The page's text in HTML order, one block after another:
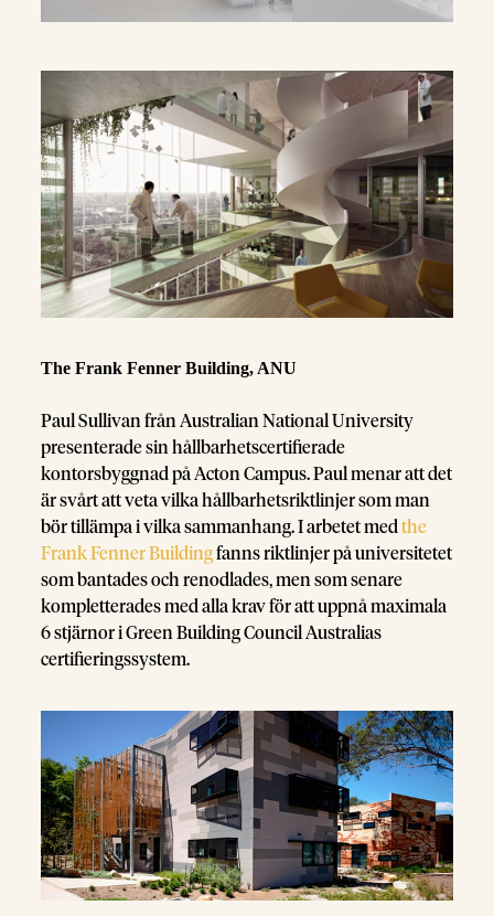
The Frank Fenner Building, ANU
Paul Sullivan från Australian National University
presenterade sin hållbarhetscertifierade
kontorsbyggnad på Acton Campus. Paul menar att det
är svårt att veta vilka hållbarhetsriktlinjer som man
bör tillämpa i vilka sammanhang. I arbetet medthe
Frank Fenner Buildingfanns riktlinjer på universitetet
som bantades och renodlades, men som senare
kompletterades med alla krav för att uppnå maximala
6 stjärnor i Green Building Council Australias
certifieringssystem.